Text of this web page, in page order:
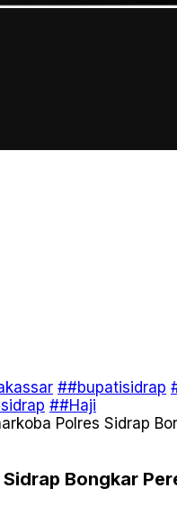
##bupatisidrap
##Haji
Polres Sidrap
Bongkar